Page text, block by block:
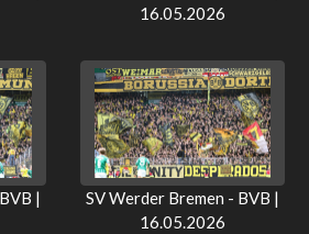
16.05.2026
|
SV Werder Bremen - BVB |
16.05.2026